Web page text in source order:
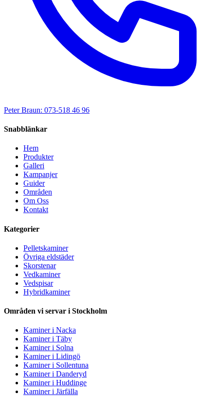
Peter Braun: 073-518 46 96
Snabblänkar
Hem
Produkter
Galleri
Kampanjer
Guider
Områden
Om Oss
Kontakt
Kategorier
Pelletskaminer
Övriga eldstäder
Skorstenar
Vedkaminer
Vedspisar
Hybridkaminer
Områden vi servar i Stockholm
Kaminer i Nacka
Kaminer i Täby
Kaminer i Solna
Kaminer i Lidingö
Kaminer i Sollentuna
Kaminer i Danderyd
Kaminer i Huddinge
Kaminer i Järfälla